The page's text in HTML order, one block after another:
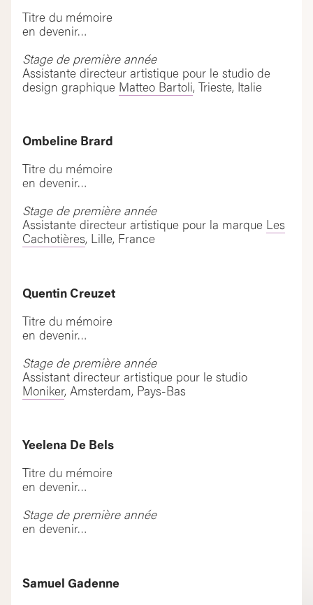
Titre du mémoire
en devenir…
Stage de première année
Assistante directeur artistique pour le studio de
design graphique Matteo Bartoli, Trieste, Italie
Ombeline Brard
Titre du mémoire
en devenir…
Stage de première année
Assistante directeur artistique pour la marque Les
Cachotières, Lille, France
Quentin Creuzet
Titre du mémoire
en devenir…
Stage de première année
Assistant directeur artistique pour le studio
Moniker, Amsterdam, Pays-Bas
Yeelena De Bels
Titre du mémoire
en devenir…
Stage de première année
en devenir…
Samuel Gadenne